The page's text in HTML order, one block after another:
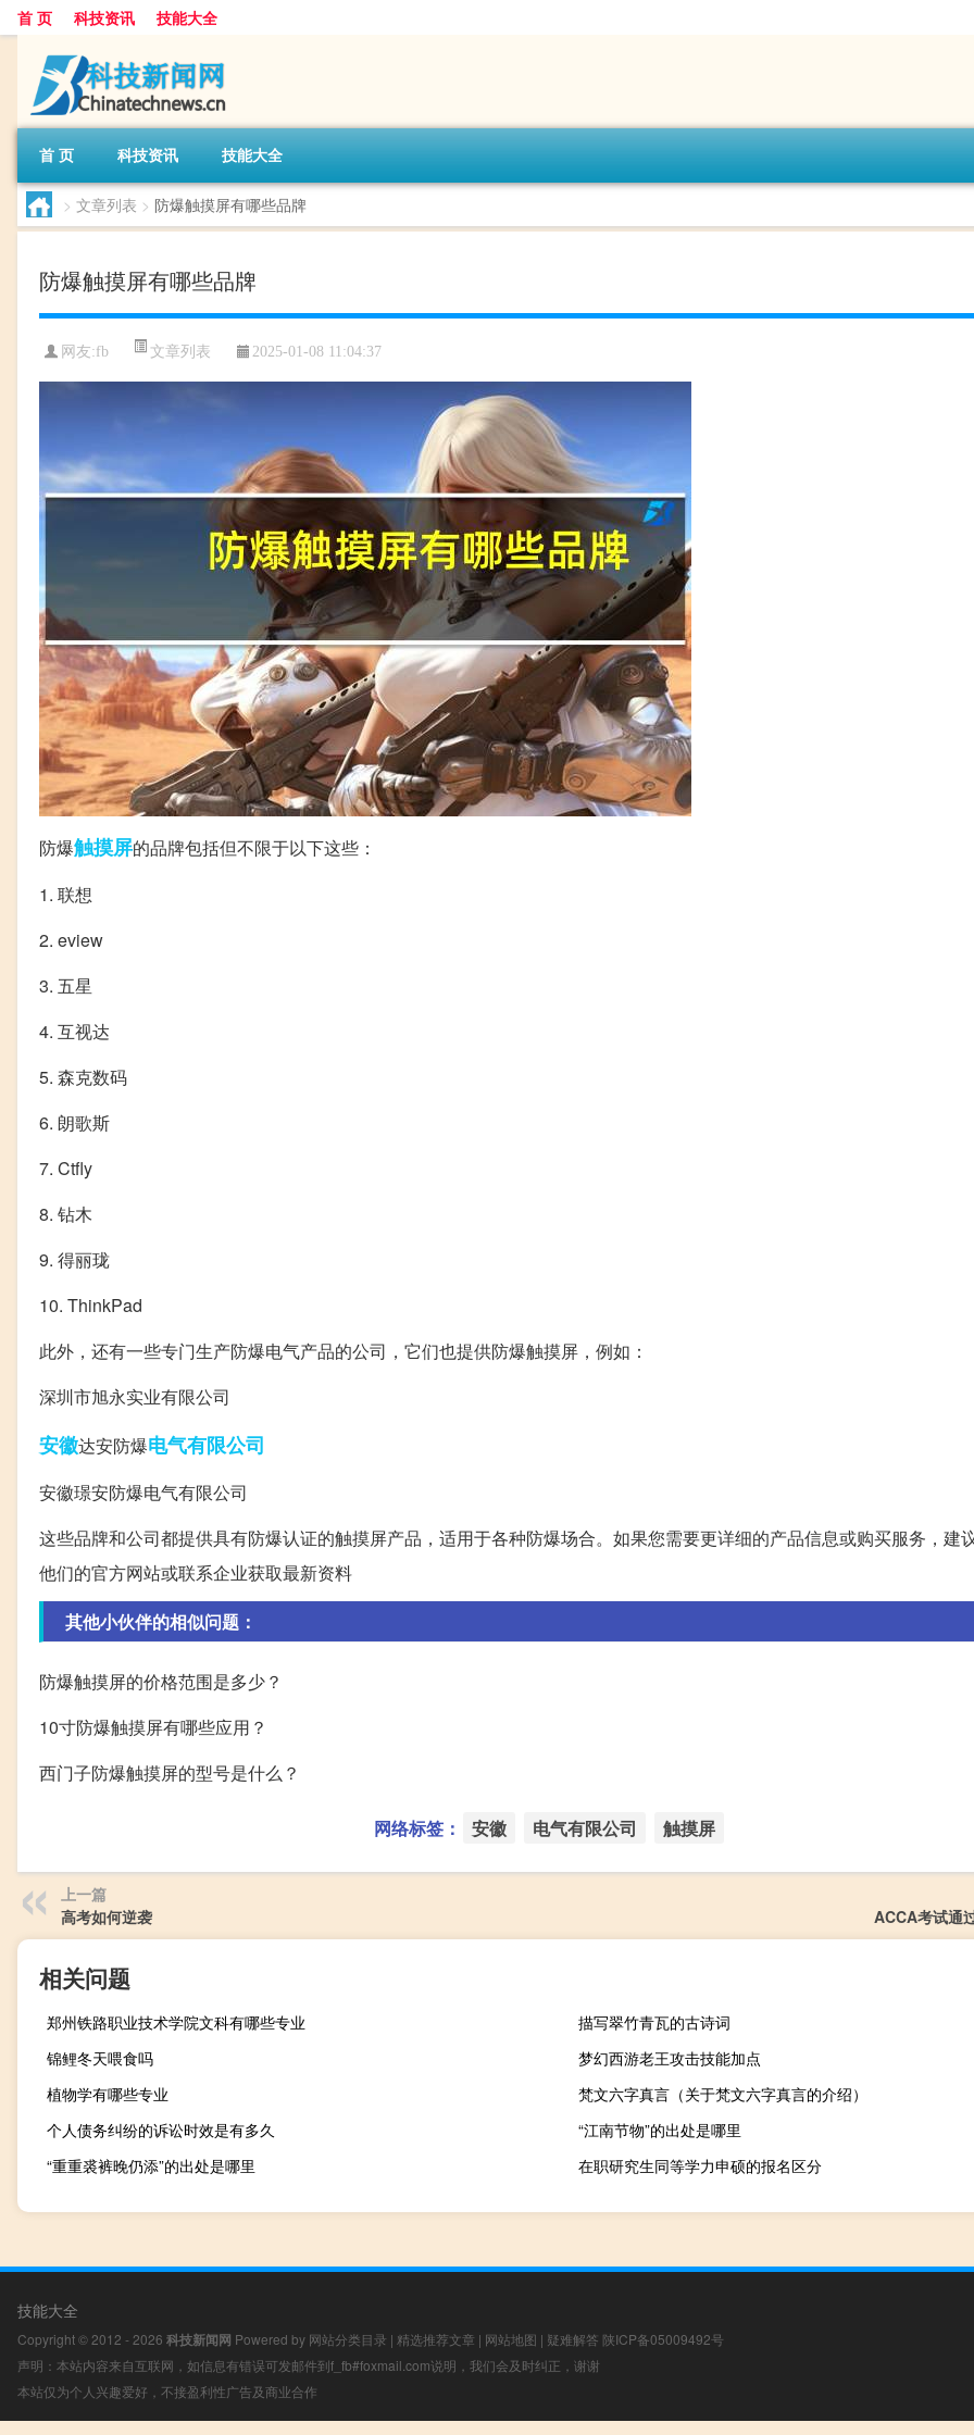
首 页 科技资讯 技能大全
首 页 科技资讯 技能大全
> 文章列表 > 防爆触摸屏有哪些品牌
防爆触摸屏有哪些品牌
网友:fb 文章列表 2025-01-08 11:04:37
防爆触摸屏的品牌包括但不限于以下这些：
1. 联想
2. eview
3. 五星
4. 互视达
5. 森克数码
6. 朗歌斯
7. Ctfly
8. 钻木
9. 得丽珑
10. ThinkPad
此外，还有一些专门生产防爆电气产品的公司，它们也提供防爆触摸屏，例如：
深圳市旭永实业有限公司
安徽达安防爆电气有限公司
安徽璟安防爆电气有限公司
这些品牌和公司都提供具有防爆认证的触摸屏产品，适用于各种防爆场合。如果您需要更详细的产品信息或购买服务，建
他们的官方网站或联系企业获取最新资料
其他小伙伴的相似问题：
防爆触摸屏的价格范围是多少？
10寸防爆触摸屏有哪些应用？
西门子防爆触摸屏的型号是什么？
网络标签： 安徽 电气有限公司 触摸屏
上一篇
高考如何逆袭
ACCA考试通
相关问题
郑州铁路职业技术学院文科有哪些专业
描写翠竹青瓦的古诗词
锦鲤冬天喂食吗
梦幻西游老王攻击技能加点
植物学有哪些专业
梵文六字真言（关于梵文六字真言的介绍）
个人债务纠纷的诉讼时效是有多久
“江南节物”的出处是哪里
“重重裘裤晚仍添”的出处是哪里
在职研究生同等学力申硕的报名区分
技能大全
Copyright © 2012 - 2026 科技新闻网 Powered by 网站分类目录 | 精选推荐文章 | 网站地图 | 疑难解答 陕ICP备05009492号
声明：本站内容来自互联网，如信息有错误可发邮件到f_fb#foxmail.com说明，我们会及时纠正，谢谢
本站仅为个人兴趣爱好，不接盈利性广告及商业合作